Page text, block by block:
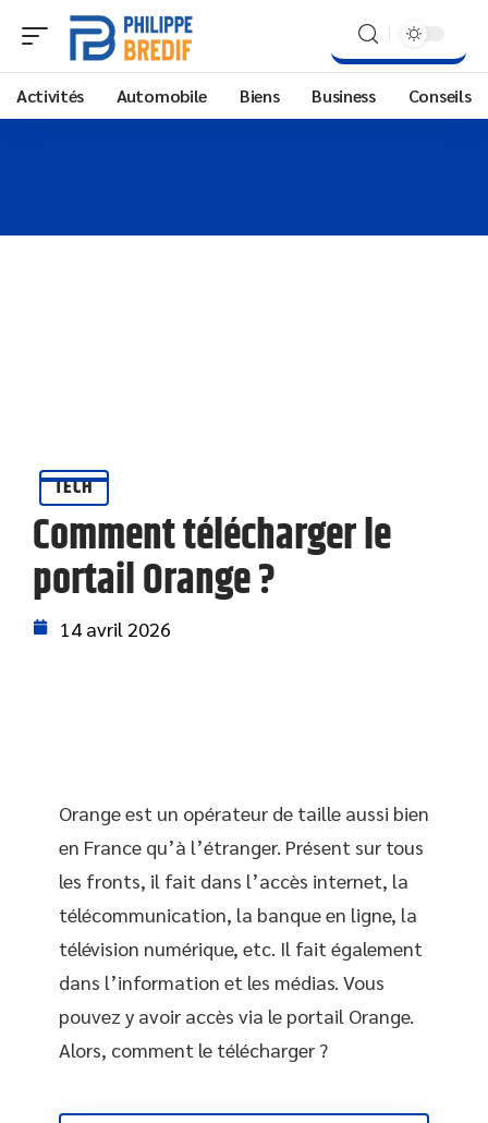
Activités Automobile Biens Business Conseils
TECH
Comment télécharger le
portail Orange ?
14 avril 2026
Orange est un opérateur de taille aussi bien
en France qu’à l’étranger. Présent sur tous
les fronts, il fait dans l’accès internet, la
télécommunication, la banque en ligne, la
télévision numérique, etc. Il fait également
dans l’information et les médias. Vous
pouvez y avoir accès via le portail Orange.
Alors, comment le télécharger ?